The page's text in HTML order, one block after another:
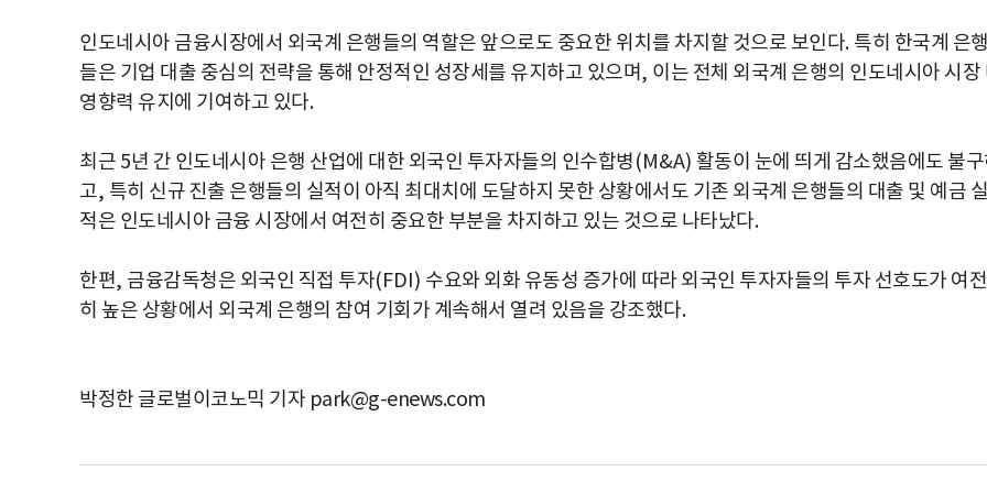
인도네시아 금융시장에서 외국계 은행들의 역할은 앞으로도 중요한 위치를 차지할 것으로 보인다. 특히 한국계 은행
들은 기업 대출 중심의 전략을 통해 안정적인 성장세를 유지하고 있으며, 이는 전체 외국계 은행의 인도네시아 시장
영향력 유지에 기여하고 있다.
최근 5년 간 인도네시아 은행 산업에 대한 외국인 투자자들의 인수합병(M&A) 활동이 눈에 띄게 감소했음에도 불
고, 특히 신규 진출 은행들의 실적이 아직 최대치에 도달하지 못한 상황에서도 기존 외국계 은행들의 대출 및 예금 실
적은 인도네시아 금융 시장에서 여전히 중요한 부분을 차지하고 있는 것으로 나타났다.
한편, 금융감독청은 외국인 직접 투자(FDI) 수요와 외화 유동성 증가에 따라 외국인 투자자들의 투자 선호도가 여전
히 높은 상황에서 외국계 은행의 참여 기회가 계속해서 열려 있음을 강조했다.
박정한 글로벌이코노믹 기자 park@g-enews.com